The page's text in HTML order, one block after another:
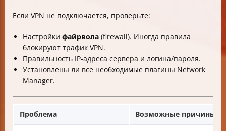
Если VPN не подключается, проверьте:
Настройки файрвола (firewall). Иногда правила
блокируют трафик VPN.
Правильность IP-адреса сервера и логина/пароля.
Установлены ли все необходимые плагины Network
Manager.
Проблема Возможные причины